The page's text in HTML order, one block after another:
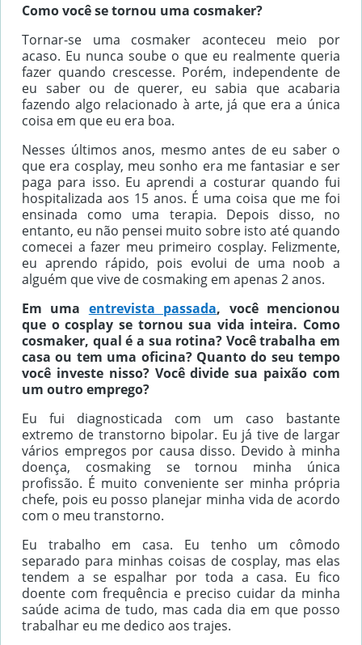
Como você se tornou uma cosmaker?
Tornar-se uma cosmaker aconteceu meio por
acaso. Eu nunca soube o que eu realmente queria
fazer quando crescesse. Porém, independente de
eu saber ou de querer, eu sabia que acabaria
fazendo algo relacionado à arte, já que era a única
coisa em que eu era boa.
Nesses últimos anos, mesmo antes de eu saber o
que era cosplay, meu sonho era me fantasiar e ser
paga para isso. Eu aprendi a costurar quando fui
hospitalizada aos 15 anos. É uma coisa que me foi
ensinada como uma terapia. Depois disso, no
entanto, eu não pensei muito sobre isto até quando
comecei a fazer meu primeiro cosplay. Felizmente,
eu aprendo rápido, pois evolui de uma noob a
alguém que vive de cosmaking em apenas 2 anos.
Em uma entrevista passada, você mencionou
que o cosplay se tornou sua vida inteira. Como
cosmaker, qual é a sua rotina? Você trabalha em
casa ou tem uma oficina? Quanto do seu tempo
você investe nisso? Você divide sua paixão com
um outro emprego?
Eu fui diagnosticada com um caso bastante
extremo de transtorno bipolar. Eu já tive de largar
vários empregos por causa disso. Devido à minha
doença, cosmaking se tornou minha única
profissão. É muito conveniente ser minha própria
chefe, pois eu posso planejar minha vida de acordo
com o meu transtorno.
Eu trabalho em casa. Eu tenho um cômodo
separado para minhas coisas de cosplay, mas elas
tendem a se espalhar por toda a casa. Eu fico
doente com frequência e preciso cuidar da minha
saúde acima de tudo, mas cada dia em que posso
trabalhar eu me dedico aos trajes.